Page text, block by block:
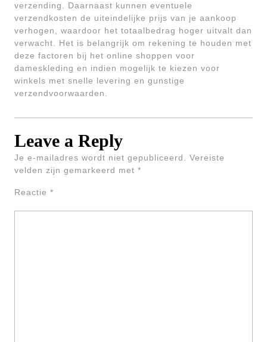
verzending. Daarnaast kunnen eventuele
verzendkosten de uiteindelijke prijs van je aankoop
verhogen, waardoor het totaalbedrag hoger uitvalt dan
verwacht. Het is belangrijk om rekening te houden met
deze factoren bij het online shoppen voor
dameskleding en indien mogelijk te kiezen voor
winkels met snelle levering en gunstige
verzendvoorwaarden.
Leave a Reply
Je e-mailadres wordt niet gepubliceerd.
Vereiste
velden zijn gemarkeerd met *
Reactie *